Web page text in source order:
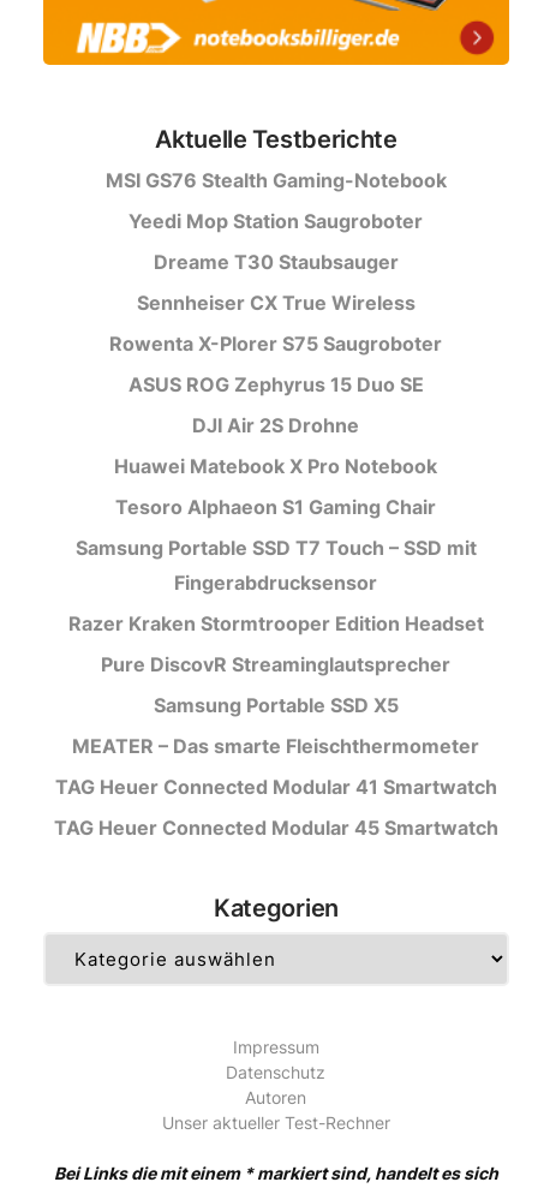
Aktuelle Testberichte
MSI GS76 Stealth Gaming-Notebook
Yeedi Mop Station Saugroboter
Dreame T30 Staubsauger
Sennheiser CX True Wireless
Rowenta X-Plorer S75 Saugroboter
ASUS ROG Zephyrus 15 Duo SE
DJI Air 2S Drohne
Huawei Matebook X Pro Notebook
Tesoro Alphaeon S1 Gaming Chair
Samsung Portable SSD T7 Touch – SSD mit
Fingerabdrucksensor
Razer Kraken Stormtrooper Edition Headset
Pure DiscovR Streaminglautsprecher
Samsung Portable SSD X5
MEATER – Das smarte Fleischthermometer
TAG Heuer Connected Modular 41 Smartwatch
TAG Heuer Connected Modular 45 Smartwatch
Kategorien
Impressum
Datenschutz
Autoren
Unser aktueller Test-Rechner
Bei Links die mit einem * markiert sind, handelt es sich